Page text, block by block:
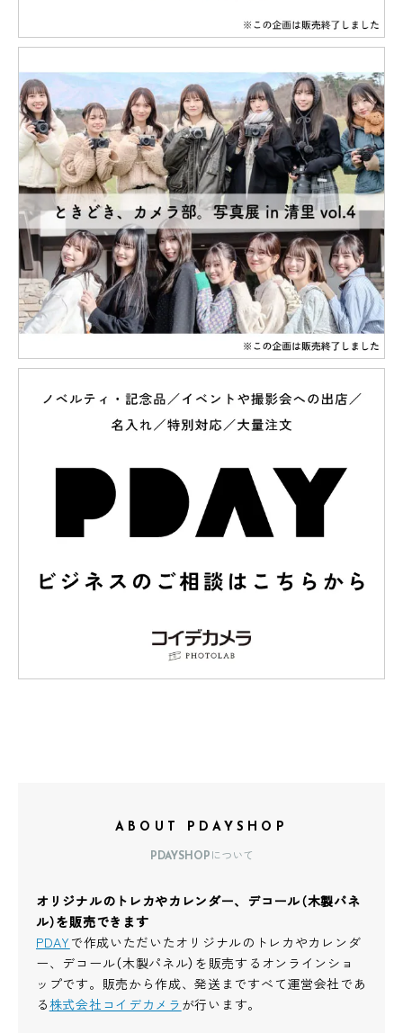
ABOUT PDAYSHOP
PDAYSHOPについて
オリジナルのトレカやカレンダー、デコール（木製パネ
ル）を販売できます
PDAY で作成いただいたオリジナルのトレカやカレンダ
ー、デコール（木製パネル）を販売するオンラインショ
ップです。販売から作成、発送まですべて運営会社であ
る株式会社コイデカメラ が行います。